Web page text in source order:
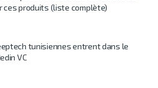
ces produits (liste complète)
tunisiennes entrent dans le
VC